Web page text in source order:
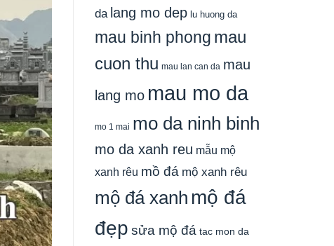
da lang mo dep lu huong da
mau binh phong mau
cuon thu mau lan can da mau
lang mo mau mo da
mo 1 mai mo da ninh binh
mo da xanh reu mẫu mộ
xanh rêu mồ đá mộ xanh rêu
mộ đá xanh mộ đá
đẹp sửa mộ đá tac mon da